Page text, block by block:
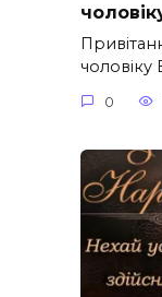
чоловіку
0